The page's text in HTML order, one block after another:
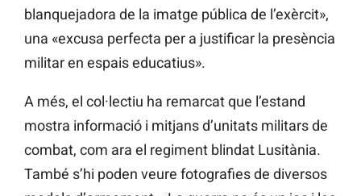
blanquejadora de la imatge pública de l’exèrcit»,
una «excusa perfecta per a justificar la presència
militar en espais educatius».
A més, el col·lectiu ha remarcat que l’estand
mostra informació i mitjans d’unitats militars de
combat, com ara el regiment blindat Lusitània.
També s’hi poden veure fotografies de diversos